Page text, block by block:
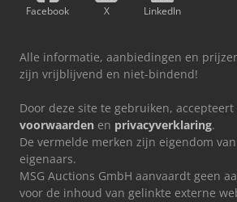
Facebook X LinkedIn
Alle informatie, aanbiedingen en
zijn vrijblijvend en niet-bindend!
Door deze site te gebruiken, accepteert
voorwaarden en privacyverklaring.
De vermelde merken zijn eigendom
eigenaars.
MSG Auctions GmbH aanvaardt geen
voor de inhoud van gelinkte externe